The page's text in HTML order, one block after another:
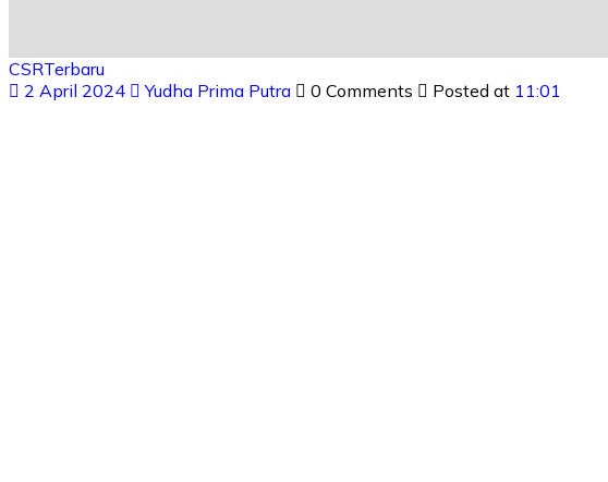
CSRTerbaru
2 April 2024
Yudha Prima Putra 0 Comments Posted at 11:01